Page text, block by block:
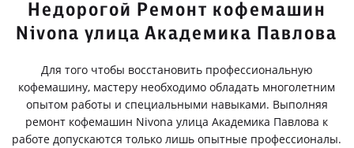
Недорогой Ремонт кофемашин
Nivona улица Академика Павлова
Для того чтобы восстановить профессиональную
кофемашину, мастеру необходимо обладать многолетним
опытом работы и специальными навыками. Выполняя
ремонт кофемашин Nivona улица Академика Павлова к
работе допускаются только лишь опытные профессионалы.